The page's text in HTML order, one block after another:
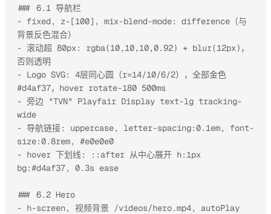
### 6.1 导航栏
- fixed, z-[100], mix-blend-mode: difference（与
背景反色混合）
- 滚动超 80px: rgba(10,10,10,0.92) + blur(12px)，
否则透明
- Logo SVG: 4层同心圆（r=14/10/6/2），全部金色
#d4af37，hover rotate-180 500ms
- 旁边 "TVN" Playfair Display text-lg tracking-
wide
- 导航链接: uppercase, letter-spacing:0.1em, font-
size:0.8rem, #e0e0e0
- hover 下划线: ::after 从中心展开 h:1px
bg:#d4af37, 0.3s ease
### 6.2 Hero
- h-screen, 视频背景 /videos/hero.mp4, autoPlay